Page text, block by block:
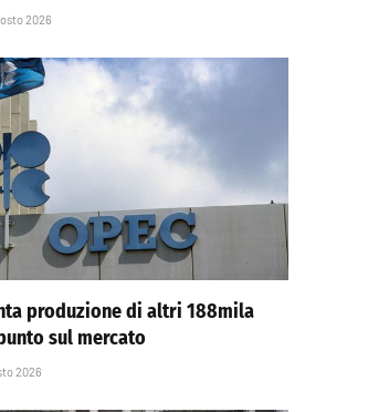
2026
produzione di altri 188mila
sul mercato
2026